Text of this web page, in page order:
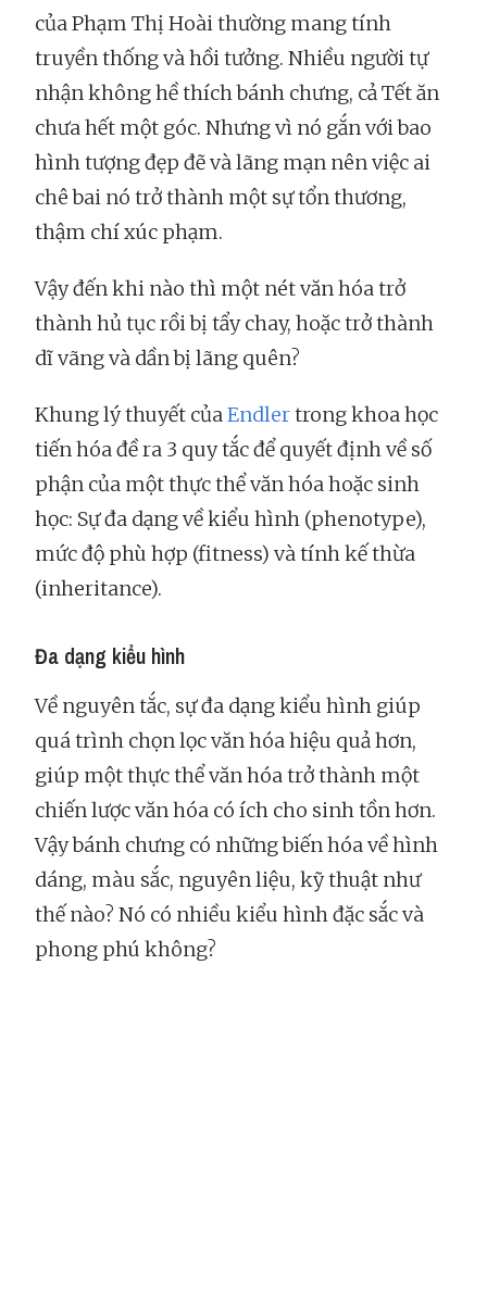
của Phạm Thị Hoài thường mang tính
truyền thống và hồi tưởng. Nhiều người tự
nhận không hề thích bánh chưng, cả Tết ăn
chưa hết một góc. Nhưng vì nó gắn với bao
hình tượng đẹp đẽ và lãng mạn nên việc ai
chê bai nó trở thành một sự tổn thương,
thậm chí xúc phạm.
Vậy đến khi nào thì một nét văn hóa trở
thành hủ tục rồi bị tẩy chay, hoặc trở thành
dĩ vãng và dần bị lãng quên?
Khung lý thuyết củaEndlertrong khoa học
tiến hóa đề ra 3 quy tắc để quyết định về số
phận của một thực thể văn hóa hoặc sinh
học: Sự đa dạng về kiểu hình (phenotype),
mức độ phù hợp (fitness) và tính kế thừa
(inheritance).
Đa dạng kiểu hình
Về nguyên tắc, sự đa dạng kiểu hình giúp
quá trình chọn lọc văn hóa hiệu quả hơn,
giúp một thực thể văn hóa trở thành một
chiến lược văn hóa có ích cho sinh tồn hơn.
Vậy bánh chưng có những biến hóa về hình
dáng, màu sắc, nguyên liệu, kỹ thuật như
thế nào? Nó có nhiều kiểu hình đặc sắc và
phong phú không?